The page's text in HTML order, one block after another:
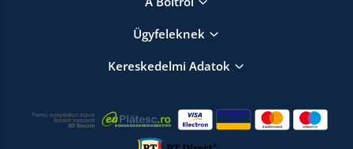
Ügyfeleknek
Kereskedelmi Adatok